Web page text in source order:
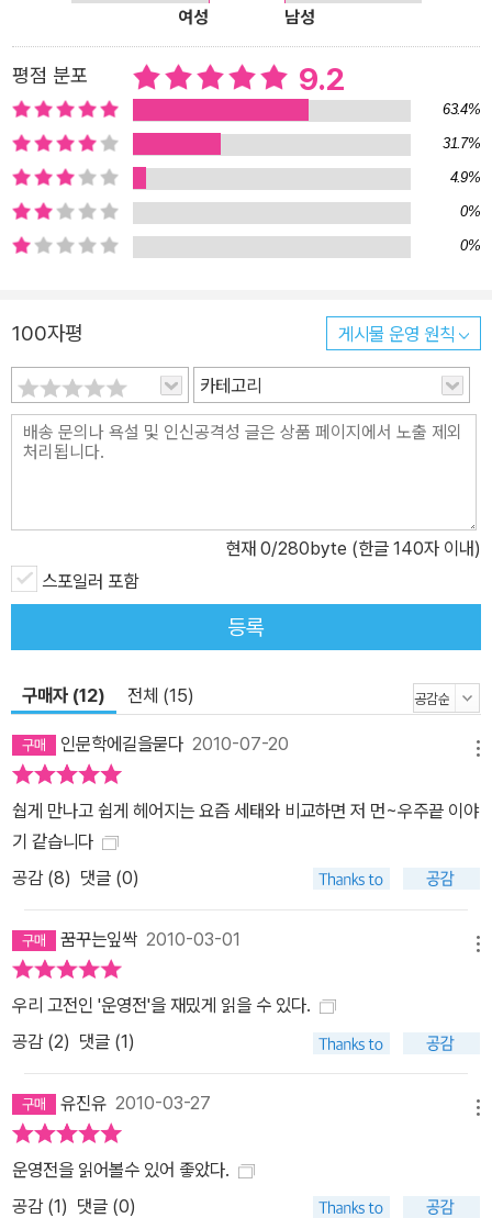
여성
남성
평점 분포 9.2
63.4%
31.7%
4.9%
0%
0%
100자평 게시물 운영 원칙
카테고리
현재 0/280byte (한글 140자 이내)
스포일러 포함
등록
구매자 (12) 전체 (15)
인문학에길을묻다 2010-07-20
쉅게 만나고 쉽게 헤어지는 요즘 세태와 비교하면 저 먼~우주끝 이야
기 같습니다
공감 (8) 댓글 (0)
꿈꾸는잎싹 2010-03-01
우리 고전인 '운영전'을 재밌게 읽을 수 있다.
공감 (2) 댓글 (1)
유진유 2010-03-27
운영전을 읽어볼수 있어 좋았다.
공감 (1) 댓글 (0)